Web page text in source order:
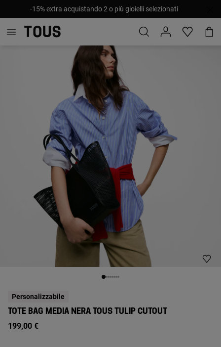
-15% extra acquistando 2 o più gioielli selezionati
Personalizzabile
TOTE BAG MEDIA NERA TOUS TULIP CUTOUT
199,00 €